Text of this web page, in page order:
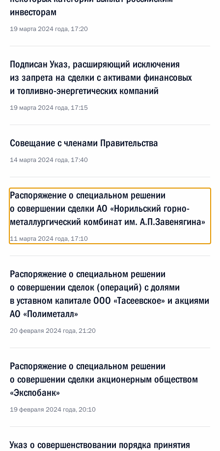
инвесторам
19 марта 2024 года, 17:20
Подписан Указ, расширяющий исключения
из запрета на сделки с активами финансовых
и топливно-энергетических компаний
19 марта 2024 года, 17:15
Совещание с членами Правительства
14 марта 2024 года, 17:40
Распоряжение о специальном решении
о совершении сделки АО «Норильский горно-
металлургический комбинат им. А.П.Завенягина»
11 марта 2024 года, 17:10
Распоряжение о специальном решении
о совершении сделок (операций) с долями
в уставном капитале ООО «Тасеевское» и акциями
АО «Полиметалл»
20 февраля 2024 года, 21:20
Распоряжение о специальном решении
о совершении сделки акционерным обществом
«Экспобанк»
19 февраля 2024 года, 20:10
Указ о совершенствовании порядка принятия